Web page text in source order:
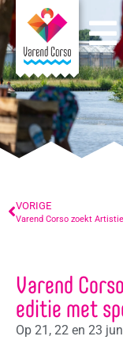
VORIGE
Varend Corso zoekt
Varend
editie met
Op 21, 22 en 23